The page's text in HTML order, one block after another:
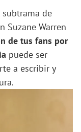
de
Suzane Warren
de tus fans por
puede ser
a escribir y